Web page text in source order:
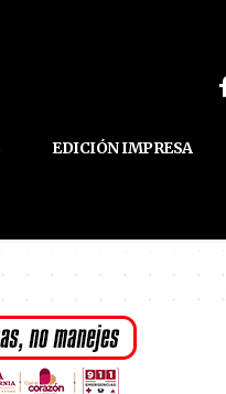
EDICIÓN IMPRESA